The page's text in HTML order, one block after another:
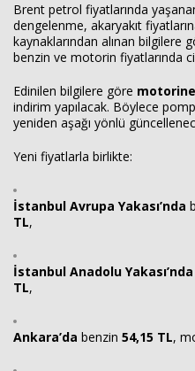
Brent petrol fiyatlarında
dengelenme, akaryakıt
kaynaklarından alınan bilgilere
benzin ve motorin fiyatlarında
Edinilen bilgilere göre
indirim yapılacak. Böylece
yeniden aşağı yönlü
Yeni fiyatlarla birlikte:
İstanbul Avrupa Yakası’nda
TL,
İstanbul Anadolu Yakası’nda
TL,
Ankara’da benzin 54,15 TL,